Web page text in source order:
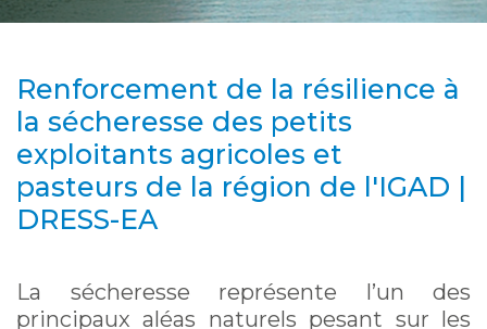
Renforcement de la résilience à
la sécheresse des petits
exploitants agricoles et
pasteurs de la région de l'IGAD |
DRESS-EA
La sécheresse représente l’un des
principaux aléas naturels pesant sur les